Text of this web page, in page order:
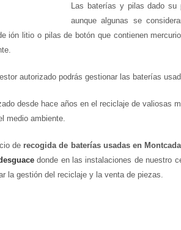
Las baterías y pilas dado su
aunque algunas se
ión litio o pilas de botón que contienen
autorizado podrás gestionar las baterías
desde hace años en el reciclaje de
medio ambiente.
de recogida de baterías usadas en
donde en las instalaciones de nuestro
la gestión del reciclaje y la venta de piezas.